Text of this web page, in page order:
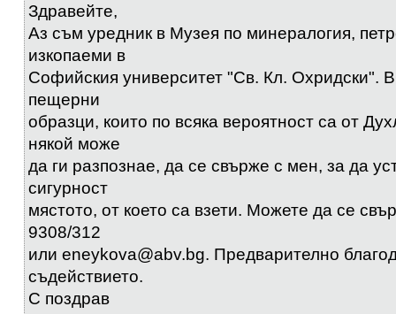
Здравейте,
Аз съм уредник в Музея по минералогия,
изкопаеми в
Софийския университет "Св. Кл. Охридски".
пещерни
образци, които по всяка вероятност са от
някой може
да ги разпознае, да се свърже с мен, за да
сигурност
мястото, от което са взети. Можете да се
9308/312
или eneykova@abv.bg. Предварително
съдействието.
С поздрав